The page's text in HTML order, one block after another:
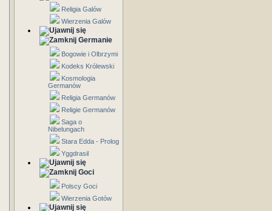
Religia Galów
Wierzenia Galów
Germanie
Bogowie i Olbrzymi
Kodeks Królewski
Kosmologia
Germanów
Religia Germanów
Religie Germanów
Saga o
Nibelungach
Stara Edda - Prolog
Yggdrasil
Goci
Polscy Goci
Wierzenia Gotów